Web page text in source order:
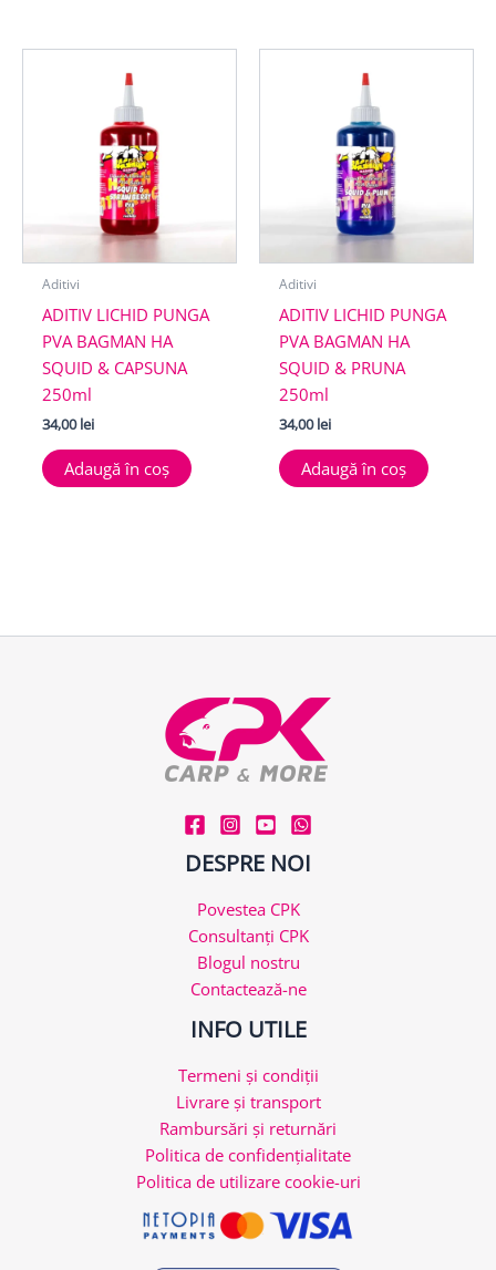
Aditivi
ADITIV LICHID PUNGA
PVA BAGMAN HA
SQUID & CAPSUNA
250ml
34,00lei
Adaugă în coș
Aditivi
ADITIV LICHID PUNGA
PVA BAGMAN HA
SQUID & PRUNA
250ml
34,00lei
Adaugă în coș
DESPRE NOI
Povestea CPK
Consultanți CPK
Blogul nostru
Contactează-ne
INFO UTILE
Termeni și condiții
Livrare și transport
Rambursări și returnări
Politica de confidențialitate
Politica de utilizare cookie-uri